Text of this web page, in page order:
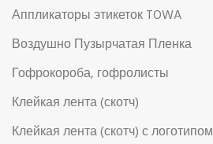
Аппликаторы этикеток TOWA
Воздушно Пузырчатая Пленка
Гофрокороба, гофролисты
Клейкая лента (скотч)
Клейкая лента (скотч) с логотипом